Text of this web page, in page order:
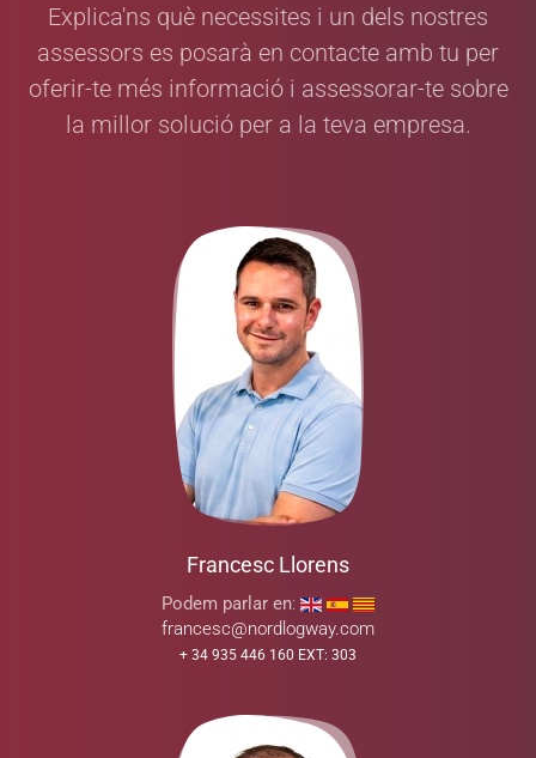
Explica'ns què necessites i un dels nostres
assessors es posarà en contacte amb tu per
oferir-te més informació i assessorar-te sobre
la millor solució per a la teva empresa.
Francesc Llorens
Podem parlar en:
francesc@nordlogway.com
+ 34 935 446 160 EXT: 303